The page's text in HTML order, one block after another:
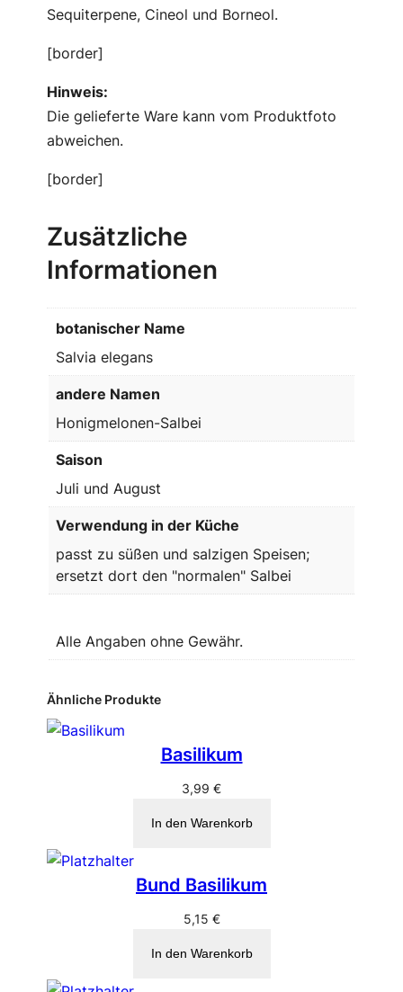
Sequiterpene, Cineol und Borneol.
[border]
Hinweis:
Die gelieferte Ware kann vom Produktfoto
abweichen.
[border]
Zusätzliche
Informationen
botanischer Name
Salvia elegans
andere Namen
Honigmelonen-Salbei
Saison
Juli und August
Verwendung in der Küche
passt zu süßen und salzigen Speisen;
ersetzt dort den "normalen" Salbei
Alle Angaben ohne Gewähr.
Ähnliche Produkte
Basilikum
3,99 €
In den Warenkorb
Bund Basilikum
5,15 €
In den Warenkorb